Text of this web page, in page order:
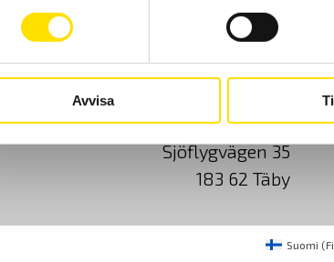
Avvisa
Köpvillkor Cookies
CA Mätsystem AB
Sjöflygvägen 35
183 62 Täby
Suomi (